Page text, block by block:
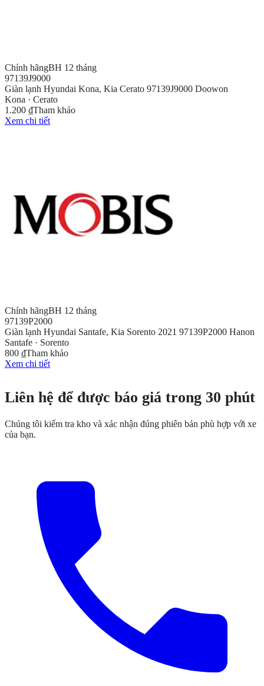
Chính hãngBH 12 tháng
97139J9000
Giàn lạnh Hyundai Kona, Kia Cerato 97139J9000 Doowon
Kona · Cerato
1.200 ₫Tham khảo
Xem chi tiết
Chính hãngBH 12 tháng
97139P2000
Giàn lạnh Hyundai Santafe, Kia Sorento 2021 97139P2000 Hanon
Santafe · Sorento
800 ₫Tham khảo
Xem chi tiết
Liên hệ để được báo giá trong 30 phút
Chúng tôi kiểm tra kho và xác nhận đúng phiên bản phù hợp với xe
của bạn.